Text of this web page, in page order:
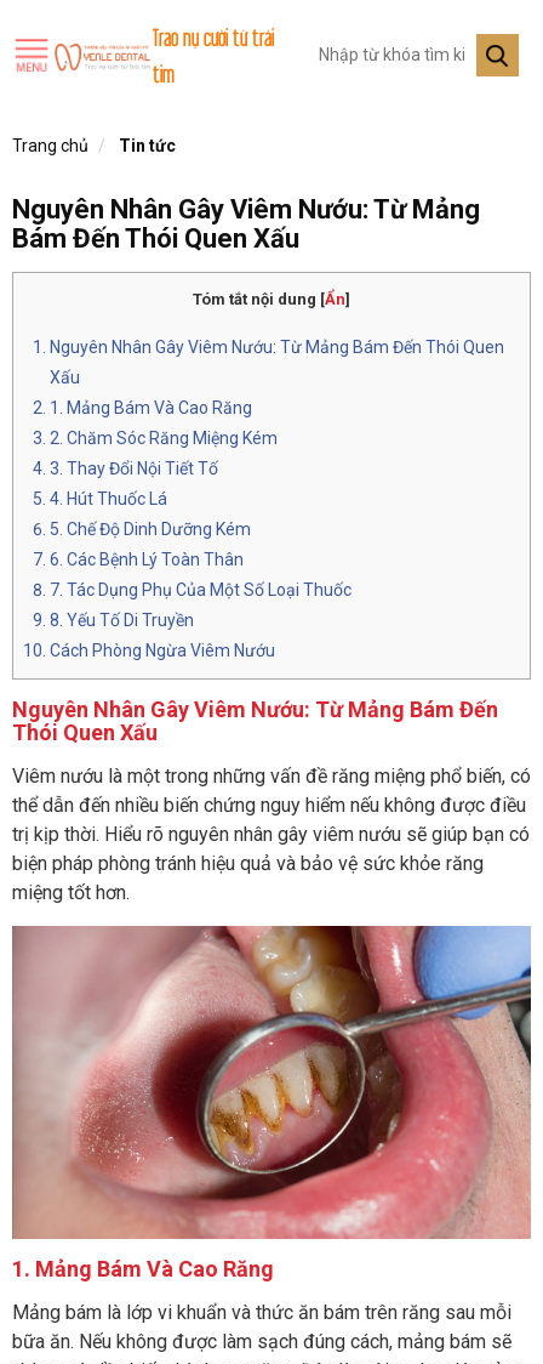
Trao nụ cười từ trái
tim
Trang chủ Tin tức
Nguyên Nhân Gây Viêm Nướu: Từ Mảng
Bám Đến Thói Quen Xấu
Tóm tắt nội dung [Ẩn]
Nguyên Nhân Gây Viêm Nướu: Từ Mảng Bám Đến Thói Quen
Xấu
1. Mảng Bám Và Cao Răng
2. Chăm Sóc Răng Miệng Kém
3. Thay Đổi Nội Tiết Tố
4. Hút Thuốc Lá
5. Chế Độ Dinh Dưỡng Kém
6. Các Bệnh Lý Toàn Thân
7. Tác Dụng Phụ Của Một Số Loại Thuốc
8. Yếu Tố Di Truyền
Cách Phòng Ngừa Viêm Nướu
Nguyên Nhân Gây Viêm Nướu: Từ Mảng Bám Đến
Thói Quen Xấu
Viêm nướu là một trong những vấn đề răng miệng phổ biến, có
thể dẫn đến nhiều biến chứng nguy hiểm nếu không được điều
trị kịp thời. Hiểu rõ nguyên nhân gây viêm nướu sẽ giúp bạn có
biện pháp phòng tránh hiệu quả và bảo vệ sức khỏe răng
miệng tốt hơn.
1. Mảng Bám Và Cao Răng
Mảng bám là lớp vi khuẩn và thức ăn bám trên răng sau mỗi
bữa ăn. Nếu không được làm sạch đúng cách, mảng bám sẽ